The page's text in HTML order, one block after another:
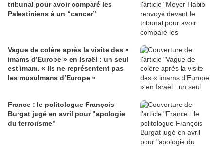
tribunal pour avoir comparé les
Palestiniens à un “cancer”
Vague de colère après la visite des «
imams d’Europe » en Israël : un seul
est imam. « Ils ne représentent pas
les musulmans d’Europe »
France : le politologue François
Burgat jugé en avril pour "apologie
du terrorisme"